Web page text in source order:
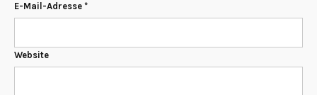
E-Mail-Adresse *
Website